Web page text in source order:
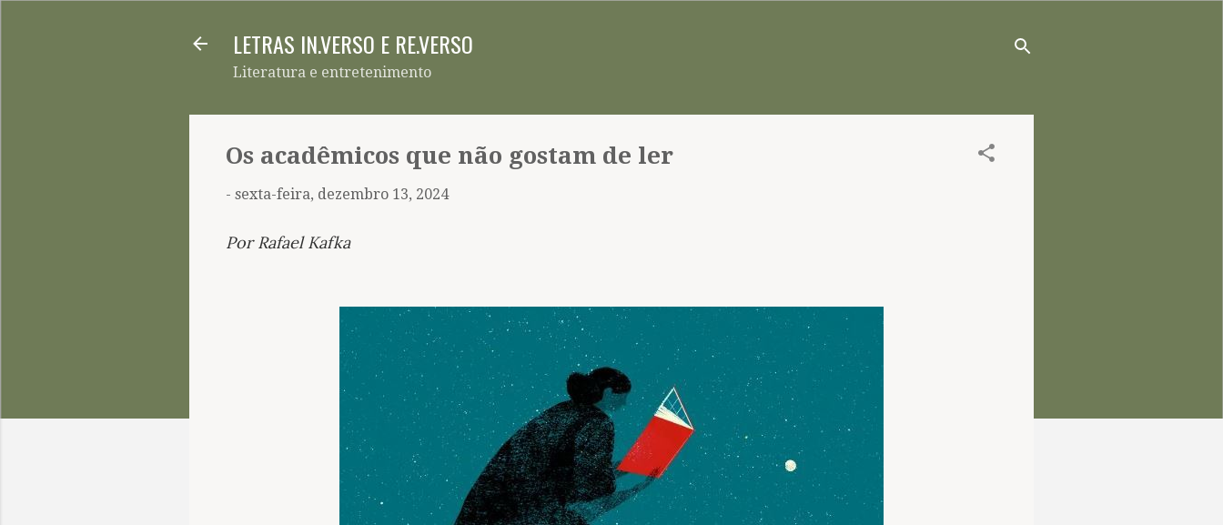
LETRAS IN.VERSO E RE.VERSO
Literatura e entretenimento
Os acadêmicos que não gostam de ler
- sexta-feira, dezembro 13, 2024
Por Rafael Kafka